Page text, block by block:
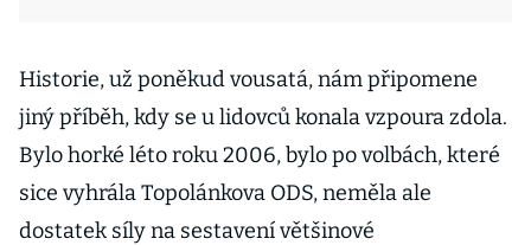
Historie, už poněkud vousatá, nám připomene
jiný příběh, kdy se u lidovců konala vzpoura zdola.
Bylo horké léto roku 2006, bylo po volbách, které
sice vyhrála Topolánkova ODS, neměla ale
dostatek síly na sestavení většinové